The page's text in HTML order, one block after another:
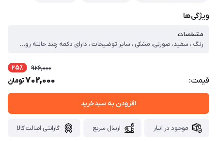
ویژگی‌ها
مشخصات
رنگ ، سفید، صورتی، مشکی ، سایر توضیحات ، دارای دکمه چند حالته روشن و خاموش و تغییر سرعت فن ها ، دارای چراغ LED چند رنگ نشانگر عملکرد و شاٰرژ دستگاه ، دارای بازو های قابل انعطاف برای تنظیم زاویه وزش باد ، دارای کابل شارژ یو اس بی به میکرو یو اس بی ، سه سرعت مختلف کم ، متوسط ، زیاد ، قابلیت پیچش بازو ها دور فن ها ، پورت شارژ میکرو یو اس بی ، کوچک و قابل حمل آسان ، قابل استفاده روی گردن یا میز ، دارای موتور پر قدرت و بیصدا
قیمت:
926,000 25٪
702,000تومان
افزودن به سبدخرید
موجود در انبار ارسال سریع گارانتی اصالت کالا